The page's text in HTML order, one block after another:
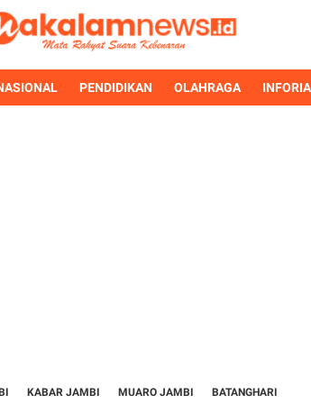
PENDIDIKAN OLAHRAGA
KABAR JAMBI MUARO JAMBI BATANGHARI